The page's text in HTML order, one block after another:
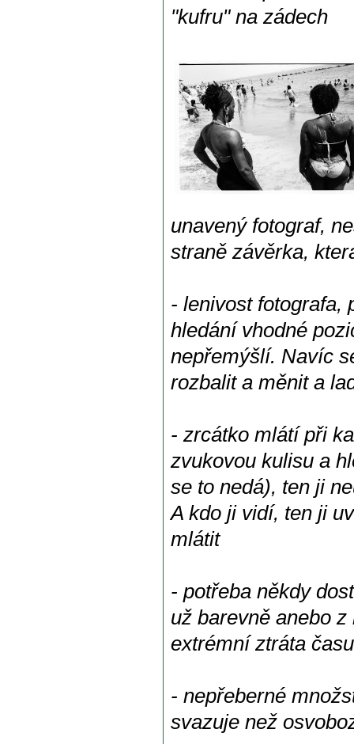
"kufru" na zádech
unavený fotograf,
straně závěrka,
- lenivost fotografa,
hledání vhodné
nepřemýšlí. Navíc
rozbalit a měnit a
- zrcátko mlátí při
zvukovou kulisu a
se to nedá), ten ji
A kdo ji vidí, ten ji
mlátit
- potřeba někdy
už barevně anebo
extrémní ztráta
- nepřeberné
svazuje než